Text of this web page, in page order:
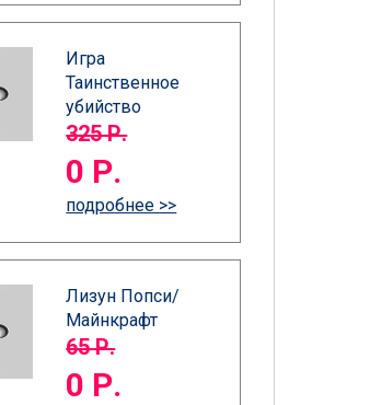
Игра
Таинственное
убийство
325 Р.
0 Р.
подробнее >>
Лизун Попси/
Майнкрафт
65 Р.
0 Р.